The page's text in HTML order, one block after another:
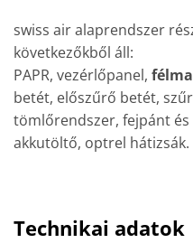
swiss air alaprendszer
következőkből áll:
PAPR, vezérlőpanel,
betét, előszűrő betét,
tömlőrendszer, fejpánt és
akkutöltő, optrel hátizsák.
Technikai adatok